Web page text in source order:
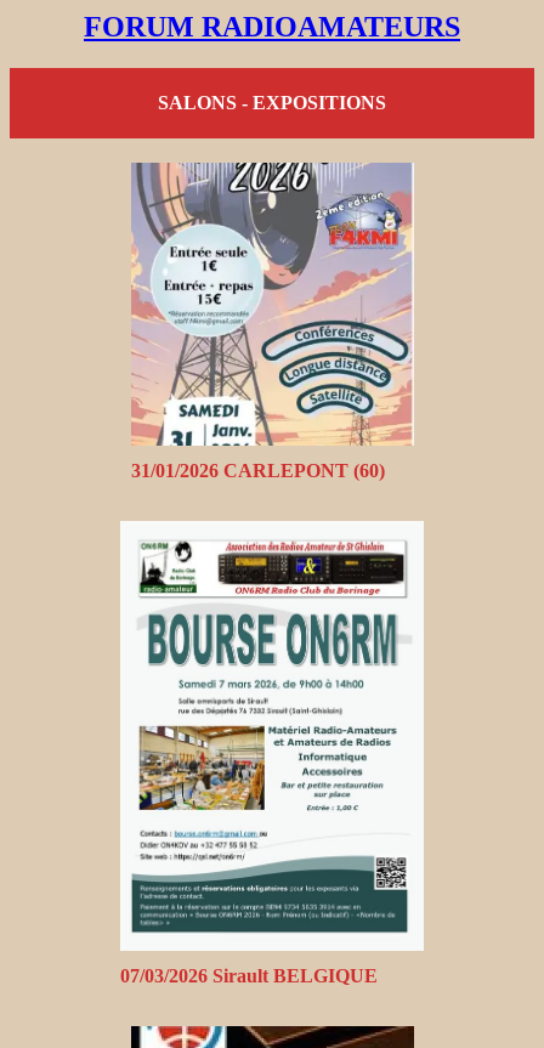
FORUM RADIOAMATEURS
SALONS - EXPOSITIONS
31/01/2026 CARLEPONT (60)
07/03/2026 Sirault BELGIQUE